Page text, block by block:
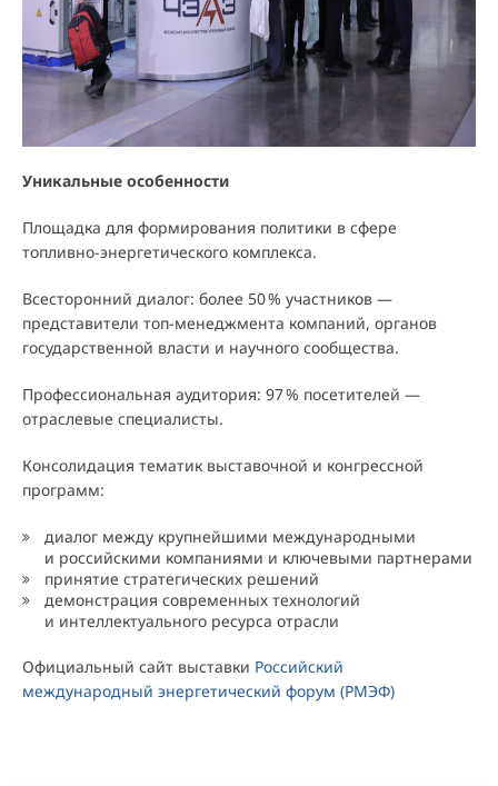
Уникальные особенности
Площадка для формирования политики в сфере
топливно-энергетического комплекса.
Всесторонний диалог: более 50% участников —
представители топ-менеджмента компаний, органов
государственной власти и научного сообщества.
Профессиональная аудитория: 97% посетителей —
отраслевые специалисты.
Консолидация тематик выставочной и конгрессной
программ:
диалог между крупнейшими международными
и российскими компаниями и ключевыми партнерами
принятие стратегических решений
демонстрация современных технологий
и интеллектуального ресурса отрасли
Официальный сайт выставки Российский
международный энергетический форум (РМЭФ)